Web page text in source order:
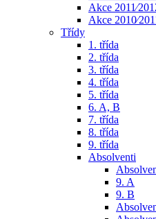
Akce
Akce
Třídy
1. třída
2. třída
3. třída
4. třída
5. třída
6. A, B
7. třída
8. třída
9. třída
Absolventi
9. A
9. B